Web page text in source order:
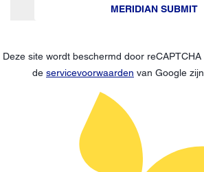
MERIDIAN SUBMIT
Deze site wordt beschermd door reCAPTCHA
de servicevoorwaarden van Google